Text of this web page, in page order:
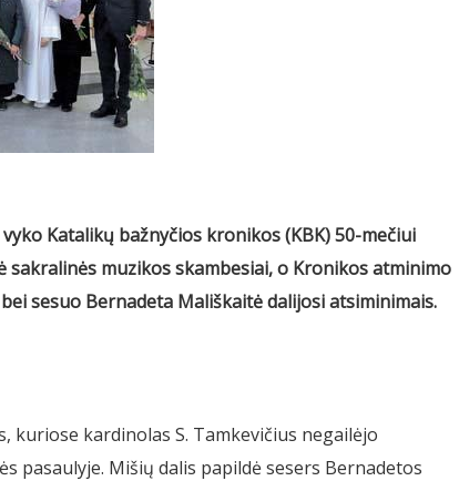
Katalikų bažnyčios kronikos (KBK) 50-mečiui
muzikos skambesiai, o Kronikos atminimo
sesuo Bernadeta Mališkaitė dalijosi atsiminimais.
kuriose kardinolas S. Tamkevičius negailėjo
pasaulyje. Mišių dalis papildė sesers Bernadetos